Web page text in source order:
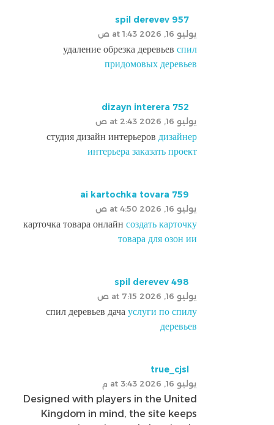
spil derevev 957
يوليو 16, 2026 at 1:43 ص
удаление обрезка деревьев спил
придомовых деревьев
dizayn interera 752
يوليو 16, 2026 at 2:43 ص
студия дизайн интерьеров дизайнер
интерьера заказать проект
ai kartochka tovara 759
يوليو 16, 2026 at 4:50 ص
карточка товара онлайн создать карточку
товара для озон ии
spil derevev 498
يوليو 16, 2026 at 7:15 ص
спил деревьев дача услуги по спилу
деревьев
true_cjsl
يوليو 16, 2026 at 3:43 م
Designed with players in the United
Kingdom in mind, the site keeps